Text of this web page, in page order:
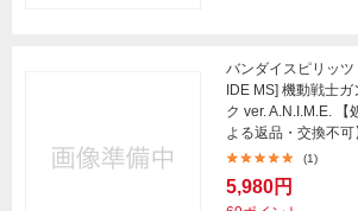
バンダイスピリッ
IDE MS] 機動戦士
ク ver. A.N.I.M.E.
よる返品・交換不可
(1)
5,980円